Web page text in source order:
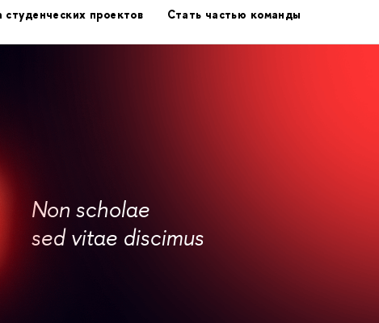
проектов
Стать частью команды
Non scholae
sed vitae discimus